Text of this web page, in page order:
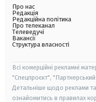
Про нас
Редакція
Редакційна політика
Про телеканал
Телеведучі
Вакансії
Структура власності
Всі комерційні рекламні
"Спецпроєкт",
Детальніше щодо реклами
ознайомитись в правилах